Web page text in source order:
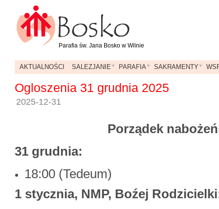
Parafia św. Jana Bosko w Wilnie
AKTUALNOŚCI SALEZJANIE PARAFIA SAKRAMENTY
Ogloszenia 31 grudnia 2025
2025-12-31
Porządek
31 grudnia:
18:00 (Tedeum)
1 stycznia, NMP, Boźej